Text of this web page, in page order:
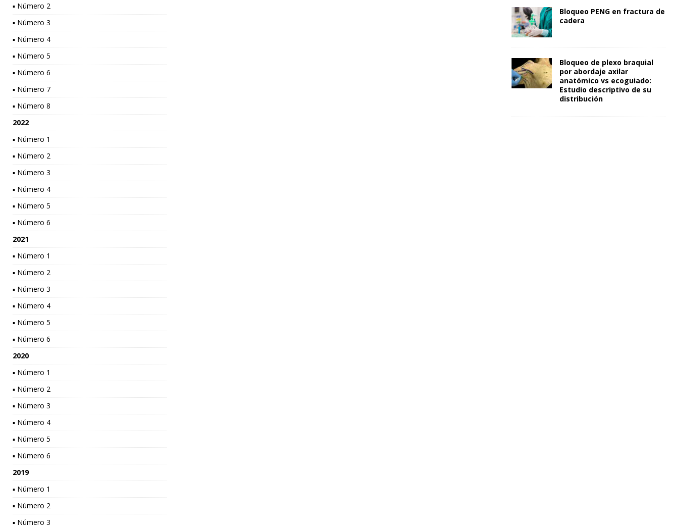
▪ Número 2
▪ Número 3
▪ Número 4
▪ Número 5
▪ Número 6
▪ Número 7
▪ Número 8
2022
▪ Número 1
▪ Número 2
▪ Número 3
▪ Número 4
▪ Número 5
▪ Número 6
2021
▪ Número 1
▪ Número 2
▪ Número 3
▪ Número 4
▪ Número 5
▪ Número 6
2020
▪ Número 1
▪ Número 2
▪ Número 3
▪ Número 4
▪ Número 5
▪ Número 6
2019
▪ Número 1
▪ Número 2
▪ Número 3
Bloqueo PENG en fractura de
cadera
Bloqueo de plexo braquial
por abordaje axilar
anatómico vs ecoguiado:
Estudio descriptivo de su
distribución